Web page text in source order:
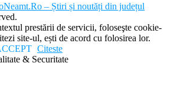
– Știri și noutăți din județul
prestării de servicii, foloseşte cookie-
site-ul, ești de acord cu folosirea lor.
Citeste
& Securitate